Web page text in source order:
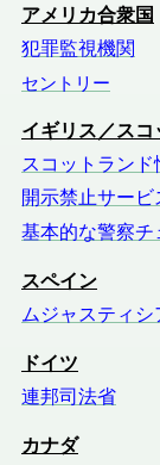
アメリカ合衆国
犯罪監視機関
セントリー
イギリス／スコ
スコットラン
開示禁止サービ
基本的な警察チ
スペイン
ムジャスティシ
ドイツ
連邦司法省
カナダ